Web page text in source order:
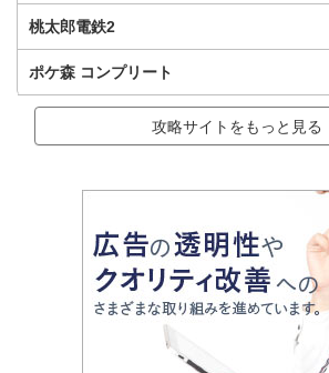
桃太郎電鉄2
ポケ森 コンプリート
攻略サイトをもっと見る